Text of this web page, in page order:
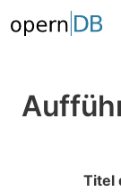
Titel